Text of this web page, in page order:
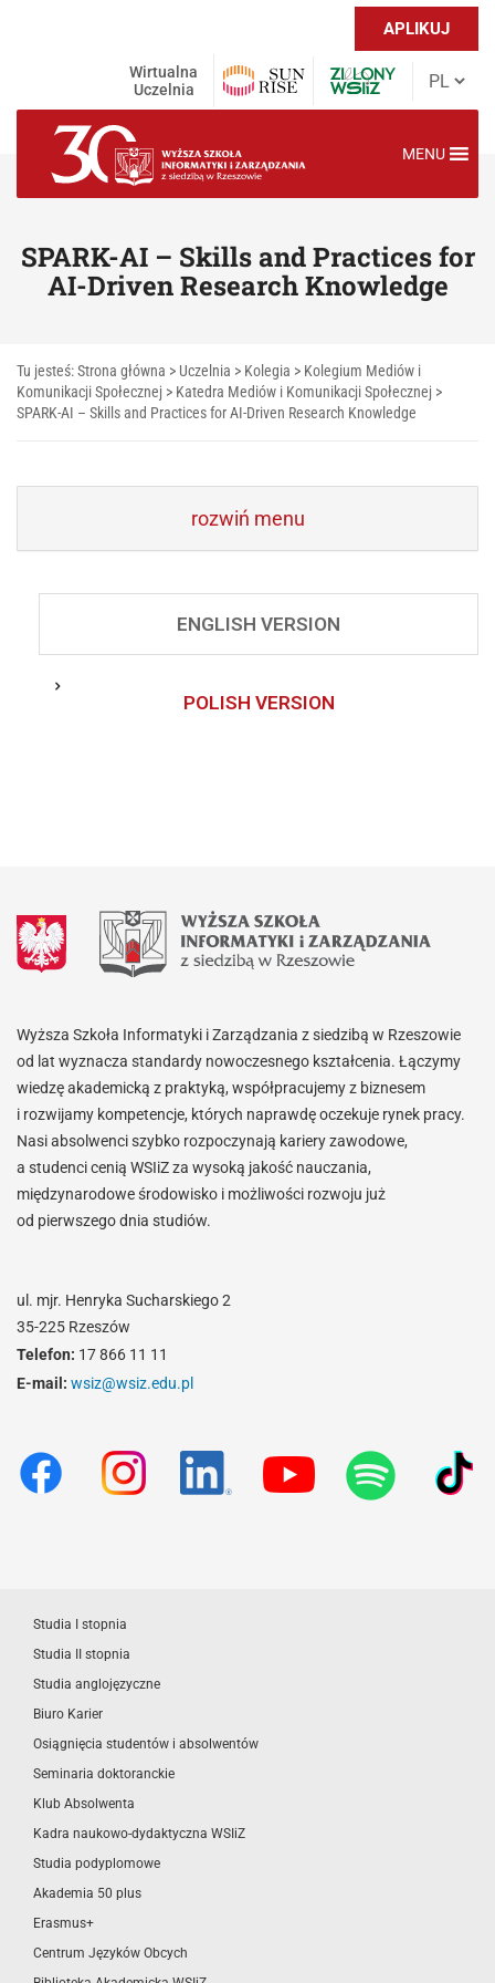
APLIKUJ
Wirtualna
Uczelnia
MENU
SPARK-AI – Skills and Practices for
AI-Driven Research Knowledge
Tu jesteś:Strona główna > Uczelnia > Kolegia > Kolegium Mediów i
Komunikacji Społecznej > Katedra Mediów i Komunikacji Społecznej >
SPARK-AI – Skills and Practices for AI-Driven Research Knowledge
rozwiń menu
ENGLISH VERSION
POLISH VERSION
Wyższa Szkoła Informatyki i Zarządzania z siedzibą w Rzeszowie
od lat wyznacza standardy nowoczesnego kształcenia. Łączymy
wiedzę akademicką z praktyką, współpracujemy z biznesem
i rozwijamy kompetencje, których naprawdę oczekuje rynek pracy.
Nasi absolwenci szybko rozpoczynają kariery zawodowe,
a studenci cenią WSIiZ za wysoką jakość nauczania,
międzynarodowe środowisko i możliwości rozwoju już
od pierwszego dnia studiów.
ul. mjr. Henryka Sucharskiego 2
35-225 Rzeszów
Telefon: 17 866 11 11
E-mail: wsiz@wsiz.edu.pl
Studia I stopnia
Studia II stopnia
Studia anglojęzyczne
Biuro Karier
Osiągnięcia studentów i absolwentów
Seminaria doktoranckie
Klub Absolwenta
Kadra naukowo-dydaktyczna WSIiZ
Studia podyplomowe
Akademia 50 plus
Erasmus+
Centrum Języków Obcych